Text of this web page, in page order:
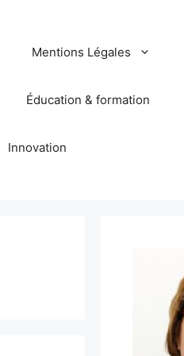
Mentions Légales
Éducation & formation
Innovation